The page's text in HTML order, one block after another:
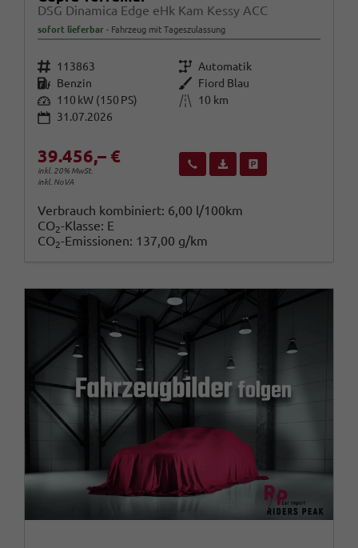
DSG Dinamica Edge eHk Kam Kessy ACC
sofort lieferbar Fahrzeug mit Tageszulassung
Fahrzeugnr. 113863 Getriebe Automatik
Kraftstoff Benzin Außenfarbe
Fiord Blau
Leistung 110 kW (150 PS) Kilometerstand
10 km
31.07.2026
39.456,– €
inkl. 20% MwSt.
inkl. NoVA
Wir rufen Sie anFahrzeugexposé (PDF)
Verbrauch kombiniert: 6,00 l/100km
CO2-Klasse: E
CO2-Emissionen: 137,00 g/km